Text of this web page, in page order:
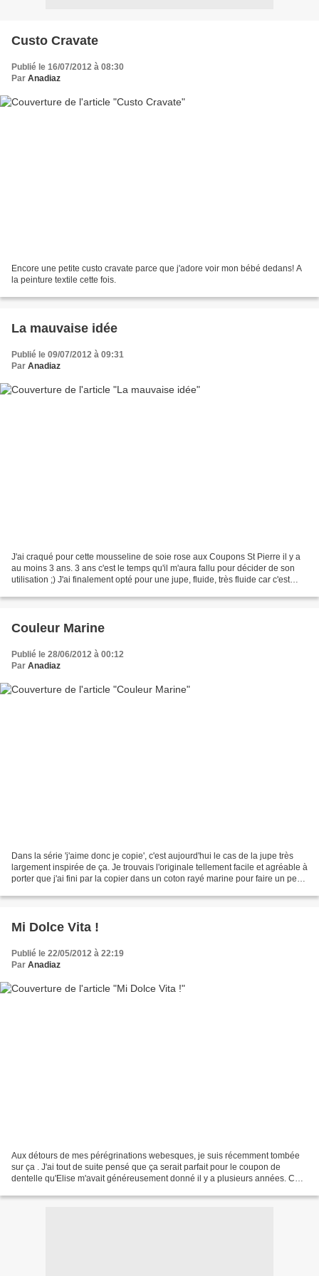
Custo Cravate
Publié le 16/07/2012 à 08:30
Par Anadiaz
Encore une petite custo cravate parce que j'adore voir mon bébé dedans! A
la peinture textile cette fois.
La mauvaise idée
Publié le 09/07/2012 à 09:31
Par Anadiaz
J'ai craqué pour cette mousseline de soie rose aux Coupons St Pierre il y a
au moins 3 ans. 3 ans c'est le temps qu'il m'aura fallu pour décider de son
utilisation ;) J'ai finalement opté pour une jupe, fluide, très fluide car c'est
Couleur Marine
Publié le 28/06/2012 à 00:12
Par Anadiaz
Dans la série 'j'aime donc je copie', c'est aujourd'hui le cas de la jupe très
largement inspirée de ça. Je trouvais l'originale tellement facile et agréable à
porter que j'ai fini par la copier dans un coton rayé marine pour faire un peu
Mi Dolce Vita !
Publié le 22/05/2012 à 22:19
Par Anadiaz
Aux détours de mes pérégrinations webesques, je suis récemment tombée
sur ça . J'ai tout de suite pensé que ça serait parfait pour le coupon de
dentelle qu'Elise m'avait généreusement donné il y a plusieurs années. C